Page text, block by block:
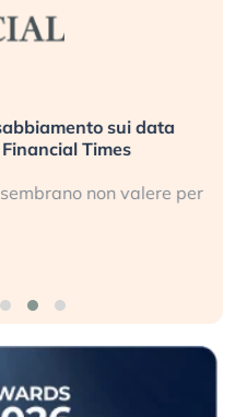
sui data
Times
non valere per